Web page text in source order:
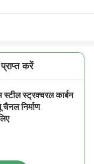
करें
स्टील स्ट्रक्चरल कार्बन
निर्माण